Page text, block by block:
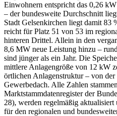
Einwohnern entspricht das 0,26
– der bundesweite Durchschnitt
Stadt Gelsenkirchen liegt damit 83
reicht für Platz 51 von 53 im
hinteren Drittel. Allein in den
8,6 MW neue Leistung hinzu –
sind jünger als ein Jahr. Die
mittlere Anlagengröße von 12 kW
örtlichen Anlagenstruktur – von
Gewerbedach. Alle Zahlen
Marktstammdatenregister der
28), werden regelmäßig
für den regionalen und